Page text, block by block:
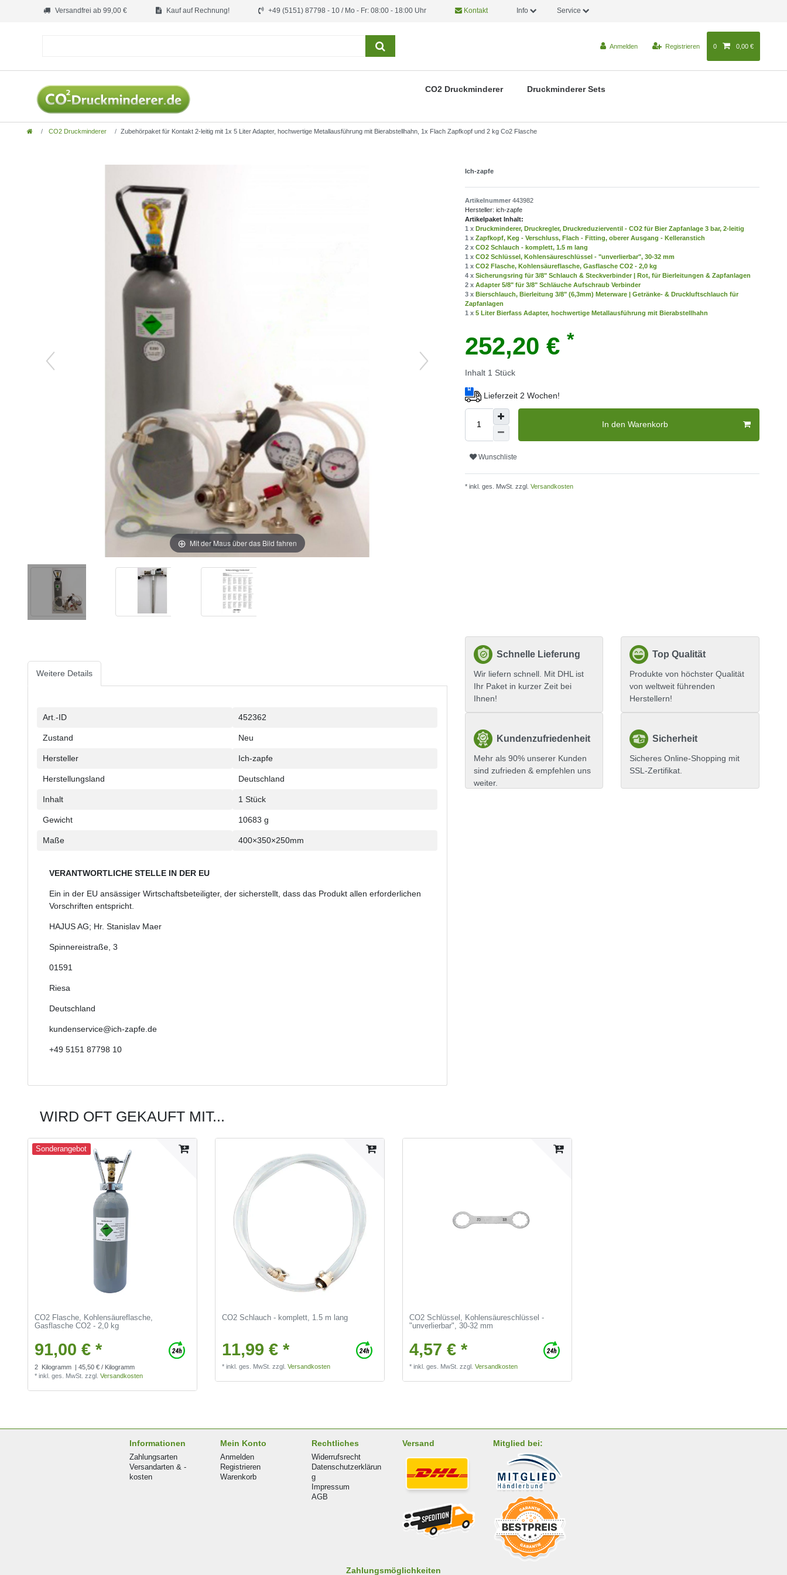
Versandfrei ab 99,00 € Kauf auf Rechnung! +49 (5151) 87798 - 10 / Mo - Fr: 08:00 - 18:00 Uhr Kontakt Info Service
Anmelden Registrieren 0 0,00 €
CO2 Druckminderer Druckminderer Sets
CO2 Druckminderer Zubehörpaket für Kontakt 2-leitig mit 1x 5 Liter Adapter, hochwertige Metallausführung mit Bierabstellhahn, 1x Flach Zapfkopf und 2 kg Co2 Flasche
Mit der Maus über das Bild fahren
Ich-zapfe
Artikelnummer 443982
Hersteller: ich-zapfe
Artikelpaket Inhalt:
1 x Druckminderer, Druckregler, Druckreduzierventil - CO2 für Bier Zapfanlage 3 bar, 2-leitig
1 x Zapfkopf, Keg - Verschluss, Flach - Fitting, oberer Ausgang - Kelleranstich
2 x CO2 Schlauch - komplett, 1.5 m lang
1 x CO2 Schlüssel, Kohlensäureschlüssel - "unverlierbar", 30-32 mm
1 x CO2 Flasche, Kohlensäureflasche, Gasflasche CO2 - 2,0 kg
4 x Sicherungsring für 3/8" Schlauch & Steckverbinder | Rot, für Bierleitungen & Zapfanlagen
2 x Adapter 5/8" für 3/8" Schläuche Aufschraub Verbinder
3 x Bierschlauch, Bierleitung 3/8" (6,3mm) Meterware | Getränke- & Druckluftschlauch für
Zapfanlagen
1 x 5 Liter Bierfass Adapter, hochwertige Metallausführung mit Bierabstellhahn
252,20 € *
Inhalt 1 Stück
Lieferzeit 2 Wochen!
In den Warenkorb
Wunschliste
* inkl. ges. MwSt. zzgl. Versandkosten
Weitere Details
Technisches
Wert
Art.-ID 452362
Zustand Neu
Hersteller Ich-zapfe
Herstellungsland Deutschland
Inhalt 1 Stück
Gewicht 10683 g
Maße 400×350×250mm
VERANTWORTLICHE STELLE IN DER EU
Ein in der EU ansässiger Wirtschaftsbeteiligter, der sicherstellt, dass das Produkt allen erforderlichen
Vorschriften entspricht.
HAJUS AG; Hr. Stanislav Maer
Spinnereistraße 3
01591
Riesa
Deutschland
kundenservice@ich-zapfe.de
+49 5151 87798 10
Schnelle Lieferung
Wir liefern schnell. Mit DHL ist
Ihr Paket in kurzer Zeit bei
Ihnen!
Top Qualität
Produkte von höchster Qualität
von weltweit führenden
Herstellern!
Kundenzufriedenheit
Mehr als 90% unserer Kunden
sind zufrieden & empfehlen uns
weiter.
Sicherheit
Sicheres Online-Shopping mit
SSL-Zertifikat.
WIRD OFT GEKAUFT MIT...
Sonderangebot
CO2 Flasche, Kohlensäureflasche,
Gasflasche CO2 - 2,0 kg
91,00 € *
2 Kilogramm | 45,50 € / Kilogramm
*inkl. ges. MwSt. zzgl.Versandkosten
CO2 Schlauch - komplett, 1.5 m lang
11,99 € *
*inkl. ges. MwSt. zzgl.Versandkosten
CO2 Schlüssel, Kohlensäureschlüssel -
"unverlierbar", 30-32 mm
4,57 € *
*inkl. ges. MwSt. zzgl.Versandkosten
Informationen
Zahlungsarten
Versandarten & -
kosten
Mein Konto
Anmelden
Registrieren
Warenkorb
Rechtliches
Widerrufsrecht
Datenschutzerklärun
g
Impressum
AGB
Versand Mitglied bei:
Zahlungsmöglichkeiten